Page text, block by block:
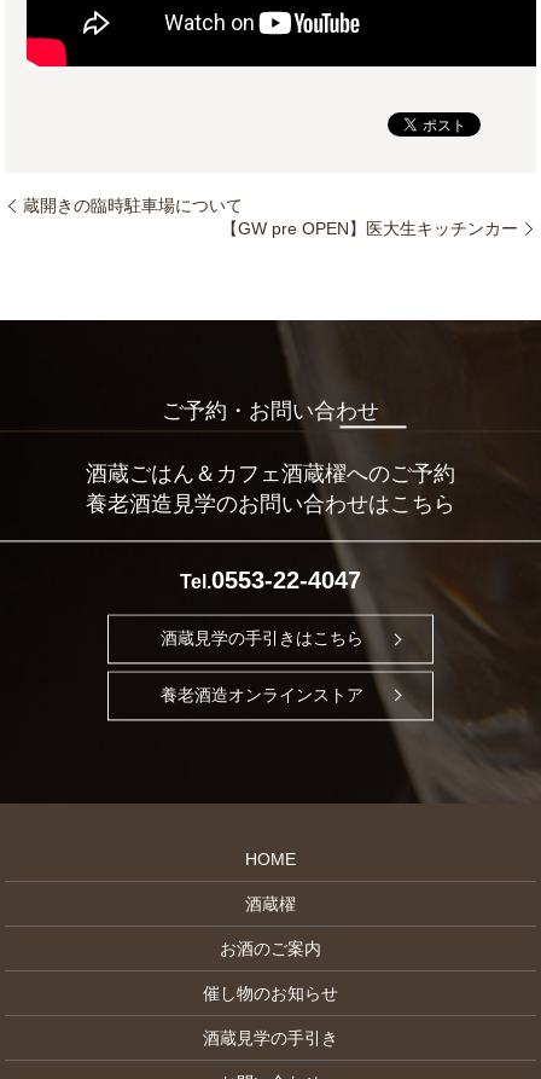
蔵開きの臨時駐車場について
【GW pre OPEN】医大生キッチンカー
ご予約・お問い合わせ
酒蔵ごはん＆カフェ酒蔵櫂へのご予約
養老酒造見学のお問い合わせはこちら
Tel.0553-22-4047
酒蔵見学の手引きはこちら
養老酒造オンラインストア
HOME
酒蔵櫂
お酒のご案内
催し物のお知らせ
酒蔵見学の手引き